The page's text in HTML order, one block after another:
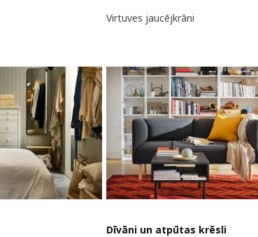
Virtuves jaucējkrāni
Dīvāni un atpūtas krēsli